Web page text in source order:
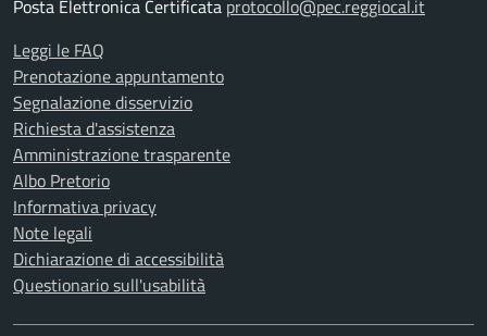
Posta Elettronica Certificata protocollo@pec.reggiocal.it
Leggi le FAQ
Prenotazione appuntamento
Segnalazione disservizio
Richiesta d'assistenza
Amministrazione trasparente
Albo Pretorio
Informativa privacy
Note legali
Dichiarazione di accessibilità
Questionario sull'usabilità